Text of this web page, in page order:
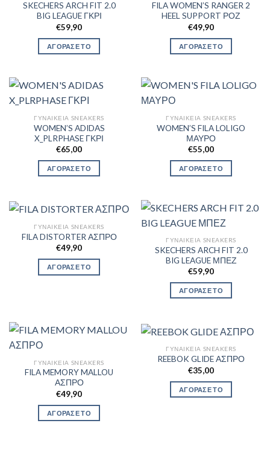
SKECHERS ARCH FIT 2.0
BIG LEAGUE ΓΚΡΙ
€59,90
ΑΓΟΡΑΣΕ ΤΟ
FILA WOMEN’S RANGER 2
HEEL SUPPORT ΡΟΖ
€49,90
ΑΓΟΡΑΣΕ ΤΟ
ΓΥΝΑΙΚΕΊΑ SNEAKERS
WOMEN’S ADIDAS
X_PLRPHASE ΓΚΡΙ
€65,00
ΑΓΟΡΑΣΕ ΤΟ
ΓΥΝΑΙΚΕΊΑ SNEAKERS
WOMEN’S FILA LOLIGO
ΜΑΥΡΟ
€55,00
ΑΓΟΡΑΣΕ ΤΟ
ΓΥΝΑΙΚΕΊΑ SNEAKERS
FILA DISTORTER ΑΣΠΡΟ
€49,90
ΑΓΟΡΑΣΕ ΤΟ
ΓΥΝΑΙΚΕΊΑ SNEAKERS
SKECHERS ARCH FIT 2.0
BIG LEAGUE ΜΠΕΖ
€59,90
ΑΓΟΡΑΣΕ ΤΟ
ΓΥΝΑΙΚΕΊΑ SNEAKERS
FILA MEMORY MALLOU
ΑΣΠΡΟ
€49,90
ΑΓΟΡΑΣΕ ΤΟ
ΓΥΝΑΙΚΕΊΑ SNEAKERS
REEBOK GLIDE ΑΣΠΡΟ
€35,00
ΑΓΟΡΑΣΕ ΤΟ